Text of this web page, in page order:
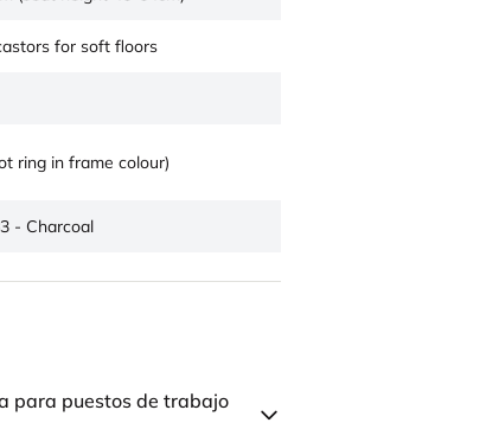
for soft floors
ring in frame colour)
- Charcoal
para puestos de trabajo